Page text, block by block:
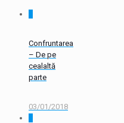
Confruntarea
– De pe
cealaltă
parte
03/01/2018